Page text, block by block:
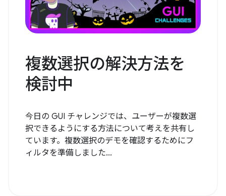
複数選択の解決方法を
検討中
今日の GUI チャレンジでは、ユーザーが複数選
択できるようにする方法について考えを共有し
ています。複数選択のデモを確認するためにフ
ィルタを準備しました...